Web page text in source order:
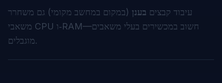
עיבוד קבצים בענן (במקום במחשב מקומי) גם משחרר
משאבי CPU ו‑RAM—חשוב במכשירים בעלי משאבים
מוגבלים.